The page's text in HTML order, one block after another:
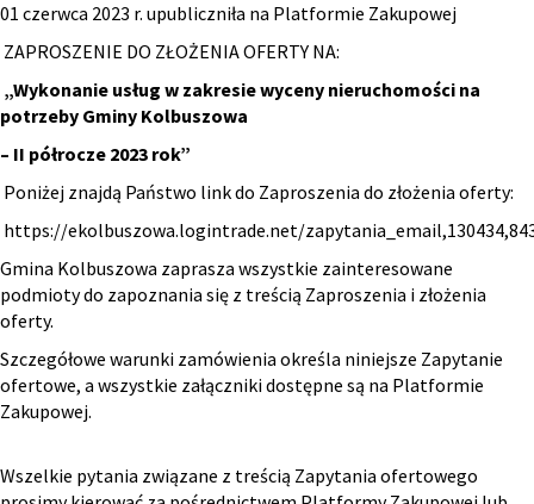
01 czerwca 2023 r. upubliczniła na Platformie Zakupowej
ZAPROSZENIE DO ZŁOŻENIA OFERTY NA:
„Wykonanie usług w zakresie wyceny nieruchomości na
potrzeby Gminy Kolbuszowa
– II półrocze 2023 rok”
Poniżej znajdą Państwo link do Zaproszenia do złożenia oferty:
https://ekolbuszowa.logintrade.net/
Gmina Kolbuszowa zaprasza wszystkie zainteresowane
podmioty do zapoznania się z treścią Zaproszenia i złożenia
oferty.
Szczegółowe warunki zamówienia określa niniejsze Zapytanie
ofertowe, a wszystkie załączniki dostępne są na Platformie
Zakupowej.
Wszelkie pytania związane z treścią Zapytania ofertowego